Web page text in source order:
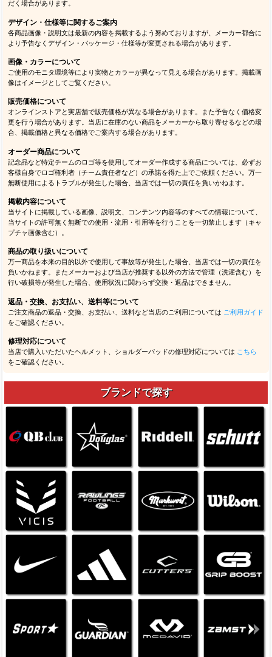
だく場合があります。
デザイン・仕様等に関するご案内
各商品画像・説明文は最新の内容を掲載するよう努めておりますが、メーカー都合に
より予告なくデザイン・パッケージ・仕様等が変更される場合があります。
画像・カラーについて
ご使用のモニタ環境等により実物とカラーが異なって見える場合があります。掲載画
像はイメージとしてご覧ください。
販売価格について
オンラインストアと実店舗で販売価格が異なる場合があります。また予告なく価格変
更を行う場合があります。当店に在庫のない商品をメーカーから取り寄せるなどの場
合、掲載価格と異なる価格でご案内する場合があります。
オーダー商品について
記念品など特定チームのロゴ等を使用してオーダー作成する商品については、必ずお
客様自身でロゴ権利者（チーム責任者など）の承諾を得た上でご依頼ください。万一
無断使用によるトラブルが発生した場合、当店では一切の責任を負いかねます。
掲載内容について
当サイトに掲載している画像、説明文、コンテンツ内容等のすべての情報について、
当サイトの許可無く無断での使用・流用・引用等を行うことを一切禁止します（キャ
プチャ画像含む）。
商品の取り扱いについて
万一商品を本来の目的以外で使用して事故等が発生した場合、当店では一切の責任を
負いかねます。またメーカーおよび当店が推奨する以外の方法で管理（洗濯含む）を
行い破損等が発生した場合、使用状況に関わらず交換・返品はできません。
返品・交換、お支払い、送料等について
ご注文商品の返品・交換、お支払い、送料など当店のご利用については ご利用ガイド
をご確認ください。
修理対応について
当店で購入いただいたヘルメット、ショルダーパッドの修理対応については こちら
をご確認ください。
ブランドで探す